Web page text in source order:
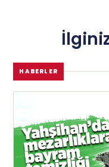
HABERLER